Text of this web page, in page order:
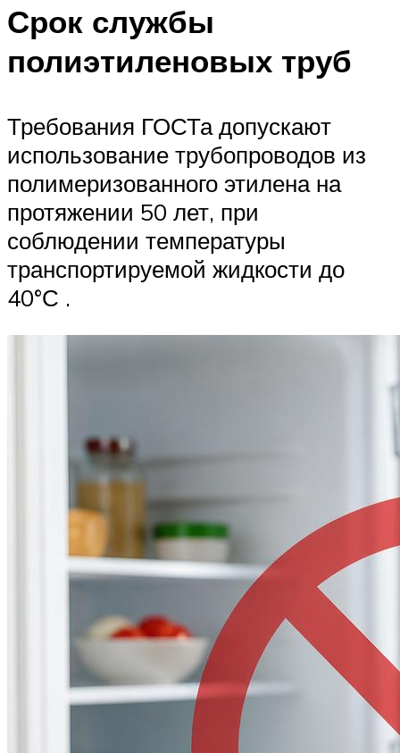
Срок службы
полиэтиленовых труб
Требования ГОСТа допускают
использование трубопроводов из
полимеризованного этилена на
протяжении 50 лет, при
соблюдении температуры
транспортируемой жидкости до
40°С .